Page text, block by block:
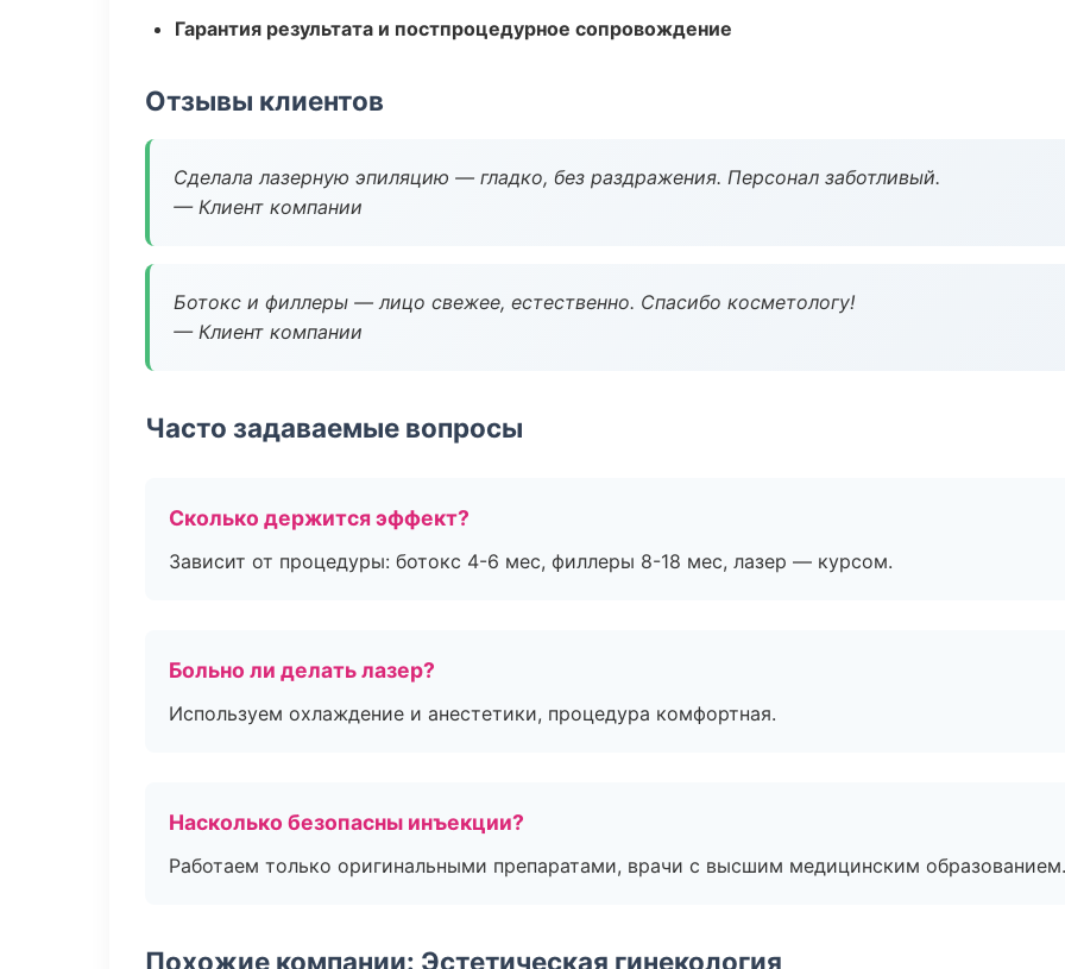
Гарантия результата и постпроцедурное сопровождение
Отзывы клиентов
Сделала лазерную эпиляцию — гладко, без раздражения. Персонал заботливый.
— Клиент компании
Ботокс и филлеры — лицо свежее, естественно. Спасибо косметологу!
— Клиент компании
Часто задаваемые вопросы
Сколько держится эффект?
Зависит от процедуры: ботокс 4-6 мес, филлеры 8-18 мес, лазер — курсом.
Больно ли делать лазер?
Используем охлаждение и анестетики, процедура комфортная.
Насколько безопасны инъекции?
Работаем только оригинальными препаратами, врачи с высшим медицинским образованием.
Похожие компании: Эстетическая гинекология